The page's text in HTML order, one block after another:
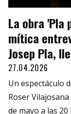
La obra 'Pla
mítica
Josep Pla,
27.04.2026
Un espectáculo
Roser
de mayo a las